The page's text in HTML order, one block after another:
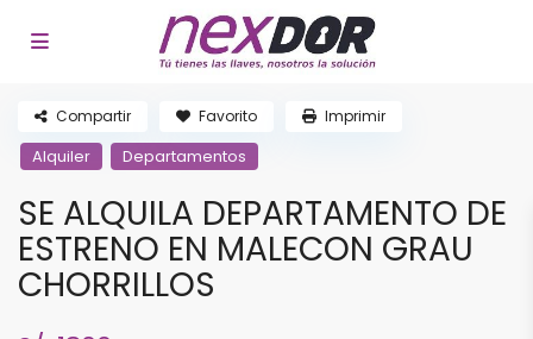
Alquiler Departamentos
SE ALQUILA DEPARTAMENTO DE
ESTRENO EN MALECON GRAU
CHORRILLOS
Compartir Favorito Imprimir